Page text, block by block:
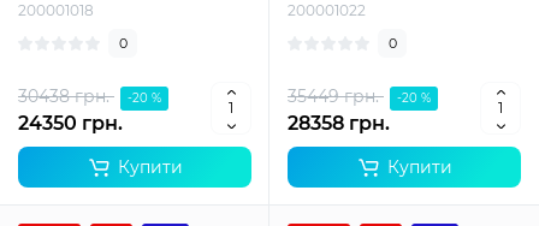
200001018
0
30438 грн. -20 %
24350 грн.
Купити
200001022
0
35449 грн. -20 %
28358 грн.
Купити